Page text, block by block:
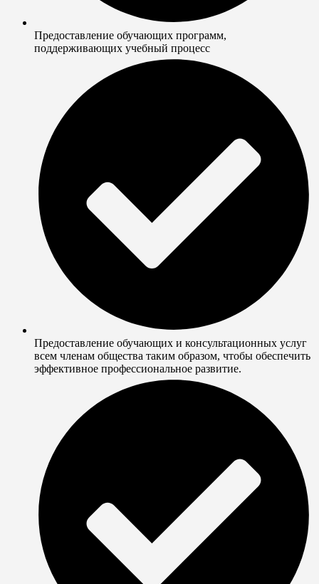
Предоставление обучающих программ,
поддерживающих учебный процесс
Предоставление обучающих и консультационных услуг
всем членам общества таким образом, чтобы обеспечить
эффективное профессиональное развитие.